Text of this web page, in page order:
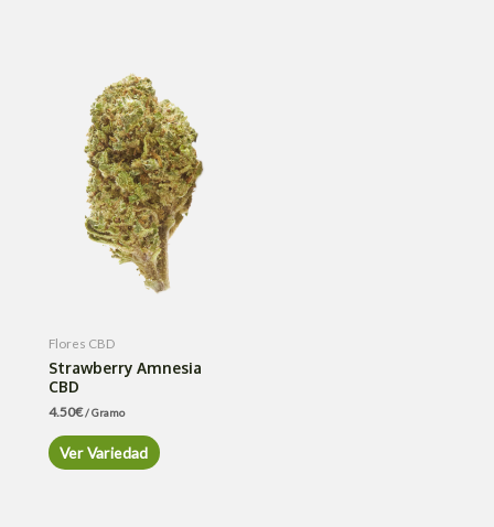
Flores CBD
Strawberry Amnesia
CBD
4.50€/ Gramo
Ver Variedad